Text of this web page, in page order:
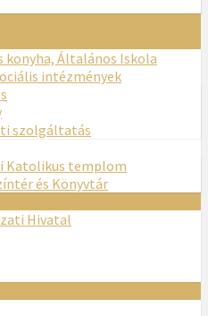
konyha, Általános Iskola
intézmények
szolgáltatás
Katolikus templom
és Könyvtár
Hivatal